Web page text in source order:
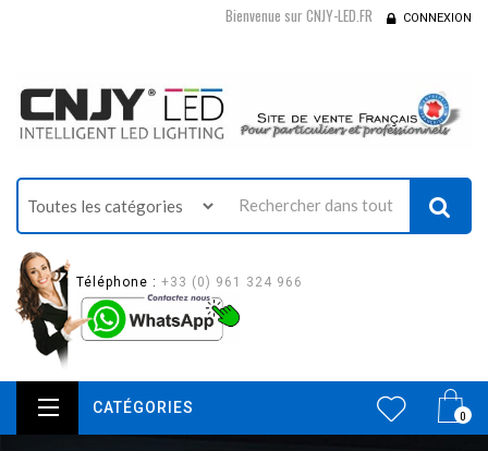
Bienvenue sur CNJY-LED.FR CONNEXION
Téléphone : +33 (0) 961 324 966
0
CATÉGORIES